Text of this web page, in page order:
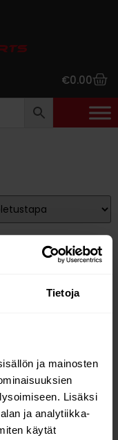
Tietoja
ja mainosten
Lisäksi
ja analytiikka-
käytät
€0.00